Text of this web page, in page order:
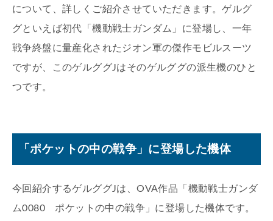
について、詳しくご紹介させていただきます。ゲルグ
グといえば初代「機動戦士ガンダム」に登場し、一年
戦争終盤に量産化されたジオン軍の傑作モビルスーツ
ですが、このゲルググJはそのゲルググの派生機のひと
つです。
「ポケットの中の戦争」に登場した機体
今回紹介するゲルググJは、OVA作品「機動戦士ガンダ
ム0080 ポケットの中の戦争」に登場した機体です。